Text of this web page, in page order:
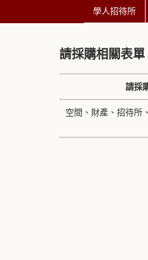
學人招待所
請採購相關表單
請採
空間、財產、招待所